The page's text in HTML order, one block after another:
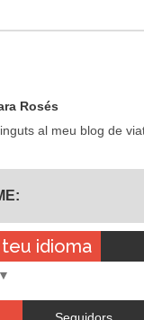
Rosés
al meu blog de
idioma
▼
Seguidors